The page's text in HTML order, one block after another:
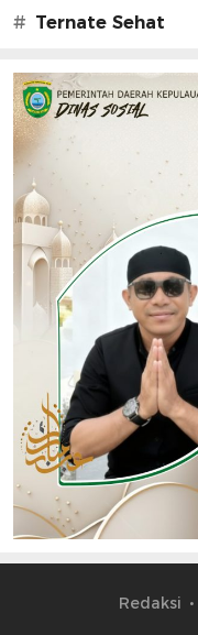
# Ternate Sehat
Redaksi